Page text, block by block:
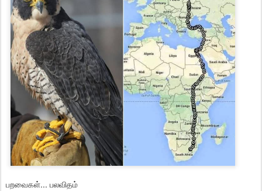
பறவைகள்... பலவிதம்